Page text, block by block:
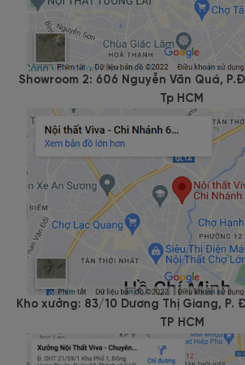
Showroom 2: 606 Nguyễn Văn Quá,
Tp HCM
Kho xưởng: 83/10 Dương Thị Giang, P.
TP HCM